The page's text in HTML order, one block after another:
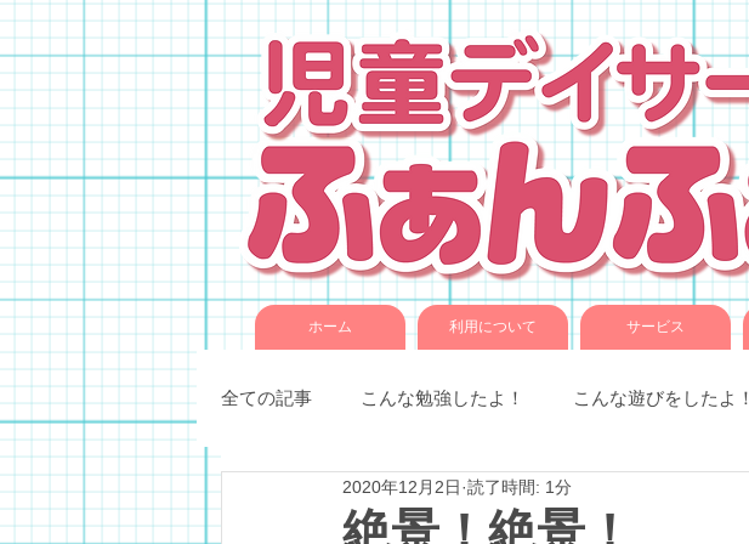
ホーム 利用について サービス
全ての記事 こんな勉強したよ！ こんな遊びをしたよ！
季節催事・イベント 各種教室での様子
絶景！絶景！
2020年12月2日 読了時間: 1分